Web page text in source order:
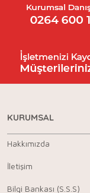
KURUMSAL
Hakkımızda
İletişim
Bilgi Bankası (S.S.S)